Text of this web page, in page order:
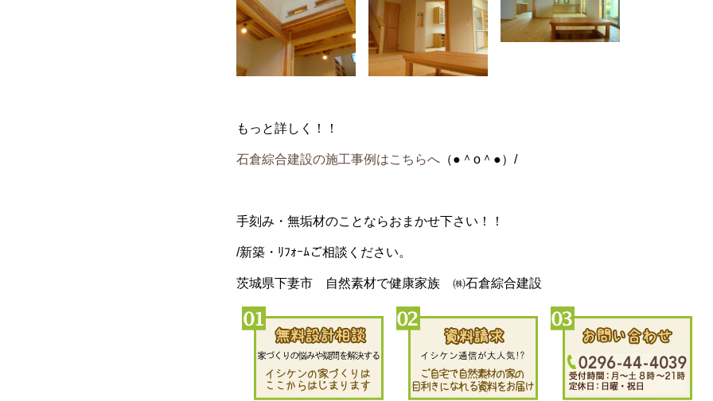
もっと詳しく！！
石倉綜合建設の施工事例はこちらへ （●＾o＾●）/
手刻み・無垢材のことならおまかせ下さい！！
/新築・ﾘﾌｫｰﾑご相談ください。
茨城県下妻市 自然素材で健康家族 ㈱石倉綜合建設